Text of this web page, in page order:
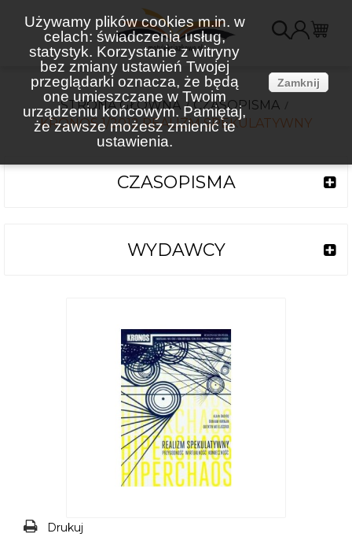
Używamy plików cookies m.in. w
celach: świadczenia usług,
statystyk. Korzystanie z witryny
bez zmiany ustawień Twojej
przeglądarki oznacza, że będą
one umieszczane w Twoim
urządzeniu końcowym. Pamiętaj,
że zawsze możesz zmienić te
ustawienia.
Zamknij
STRONA GŁÓWNA
CZASOPISMA
KRONOS 1/2012 REALIZM SPEKULATYWNY
CZASOPISMA
WYDAWCY
Drukuj